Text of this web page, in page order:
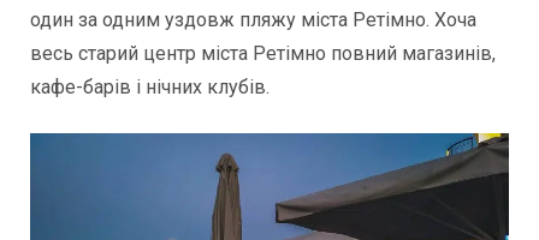
один за одним уздовж пляжу міста Ретімно. Хоча
весь старий центр міста Ретімно повний магазинів,
кафе-барів і нічних клубів.